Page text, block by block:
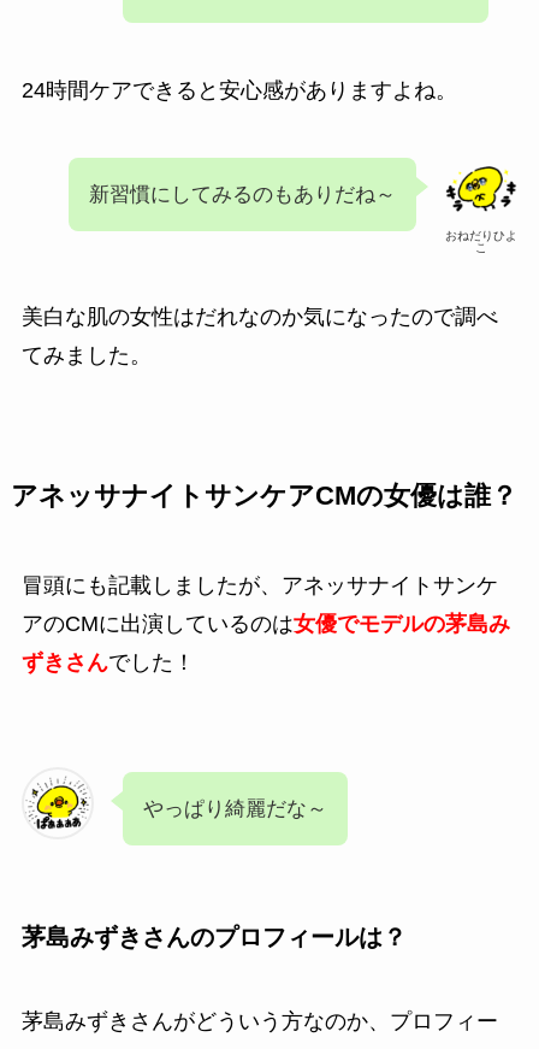
24時間ケアできると安心感がありますよね。
おねだりひよ
こ
新習慣にしてみるのもありだね～
美白な肌の女性はだれなのか気になったので調べ
てみました。
アネッサナイトサンケアCMの女優は誰？
冒頭にも記載しましたが、アネッサナイトサンケ
アのCMに出演しているのは女優でモデルの茅島み
ずきさんでした！
やっぱり綺麗だな～
茅島みずきさんのプロフィールは？
茅島みずきさんがどういう方なのか、プロフィー